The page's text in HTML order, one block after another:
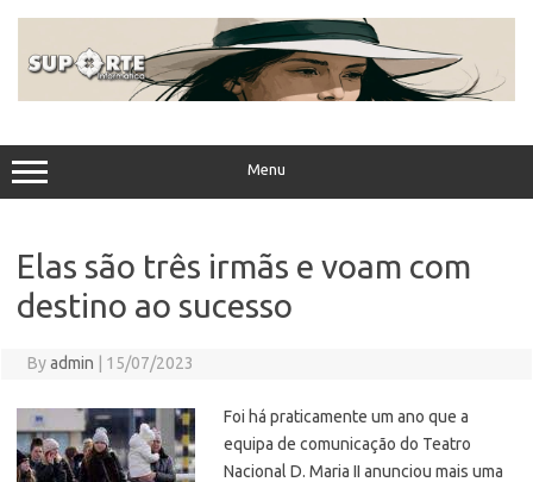
Menu
Elas são três irmãs e voam com
destino ao sucesso
Byadmin 15/07/2023
Foi há praticamente um ano que a
equipa de comunicação do Teatro
Nacional D. Maria II anunciou mais uma